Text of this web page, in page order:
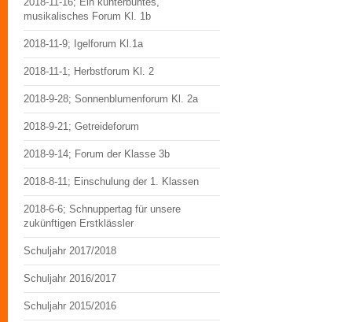
musikalisches Forum Kl. 1b
2018-11-9; Igelforum Kl.1a
2018-11-1; Herbstforum Kl. 2
2018-9-28; Sonnenblumenforum Kl. 2a
2018-9-21; Getreideforum
2018-9-14; Forum der Klasse 3b
2018-8-11; Einschulung der 1. Klassen
2018-6-6; Schnuppertag für unsere
zukünftigen Erstklässler
Schuljahr 2017/2018
Schuljahr 2016/2017
Schuljahr 2015/2016